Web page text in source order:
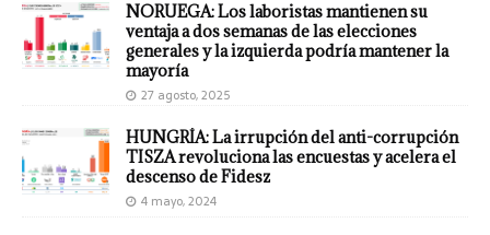
NORUEGA: Los laboristas mantienen su
ventaja a dos semanas de las elecciones
generales y la izquierda podría mantener la
mayoría
27 agosto, 2025
HUNGRÍA: La irrupción del anti-corrupción
TISZA revoluciona las encuestas y acelera el
descenso de Fidesz
4 mayo, 2024